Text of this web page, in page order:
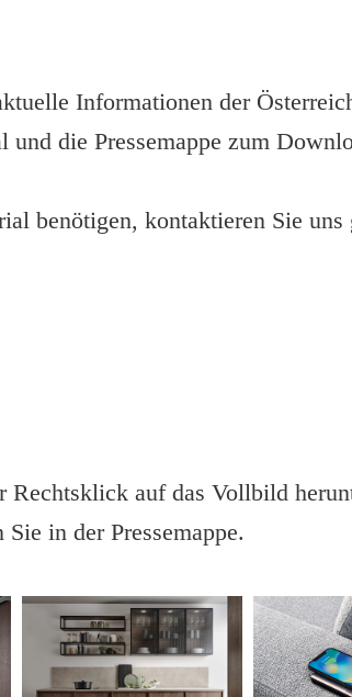
Informationen der
die Pressemappe zum
benötigen, kontaktieren Sie
Rechtsklick auf das Vollbild
in der Pressemappe.